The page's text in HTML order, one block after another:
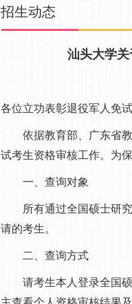
招生动态
汕头大学
各位立功表彰退役军人免试
依据教育部、广东省教
试考生资格审核工作。为
一、查询对象
所有通过全国硕士研究
请的考生。
二、查询方式
请考生本人登录全国硕